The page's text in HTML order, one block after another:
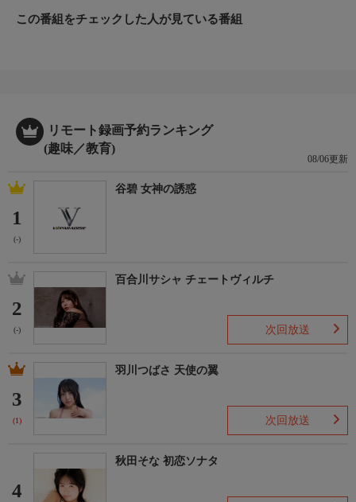
この番組をチェックした人が見ている番組
リモート録画予約ランキング
(趣味／教育)
08/06更新
1
(-)
谷碧 女神の誘惑
2
(-)
百合川サシャ チェートヴィルチ
次回放送
3
(1)
羽川つばさ 天使の翼
次回放送
4
秋田そな 初恋ソナタ